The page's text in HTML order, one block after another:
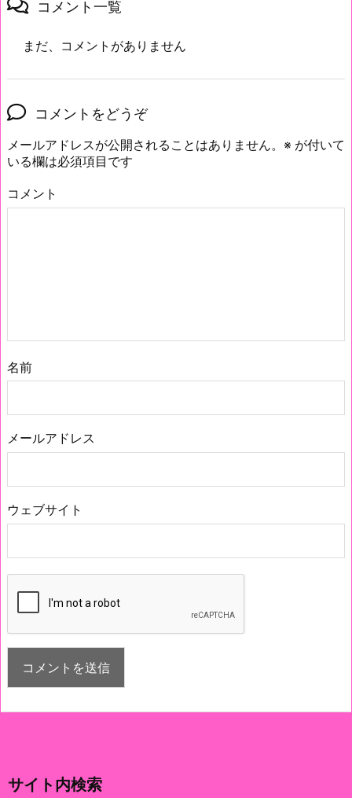
コメント一覧
まだ、コメントがありません
コメントをどうぞ
メールアドレスが公開されることはありません。 ※ が付いて
いる欄は必須項目です
コメント
名前
メールアドレス
ウェブサイト
サイト内検索